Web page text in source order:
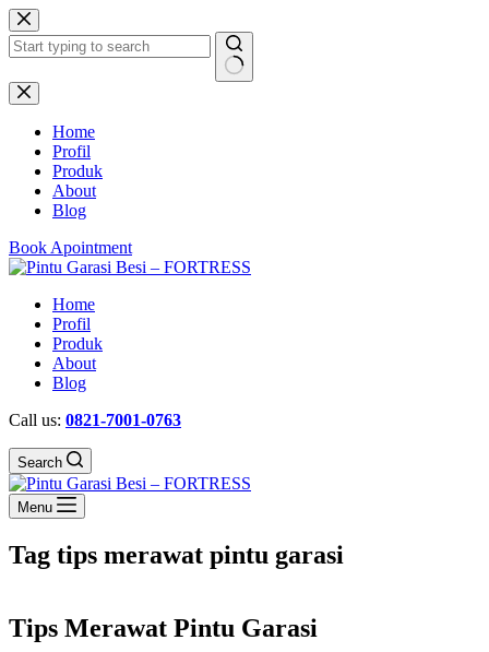
Skip
to
content
No
results
Home
Profil
Produk
About
Blog
Book Apointment
Home
Profil
Produk
About
Blog
Call us: 0821-7001-0763
Search
Menu
Tag tips merawat pintu garasi
Tips Merawat Pintu Garasi